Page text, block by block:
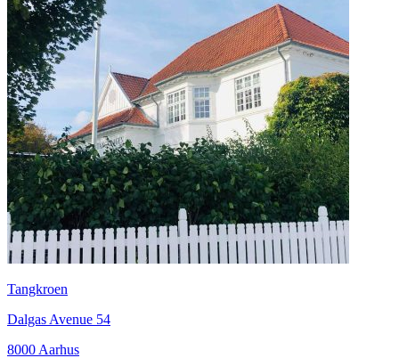
Tangkroen
Dalgas Avenue 54
8000 Aarhus